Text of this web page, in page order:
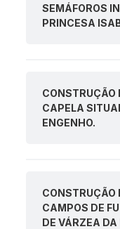
SEMÁFOROS
PRINCESA
CONSTRUÇÃO
CAPELA
ENGENHO.
CONSTRUÇÃO
CAMPOS DE
DE VÁRZEA